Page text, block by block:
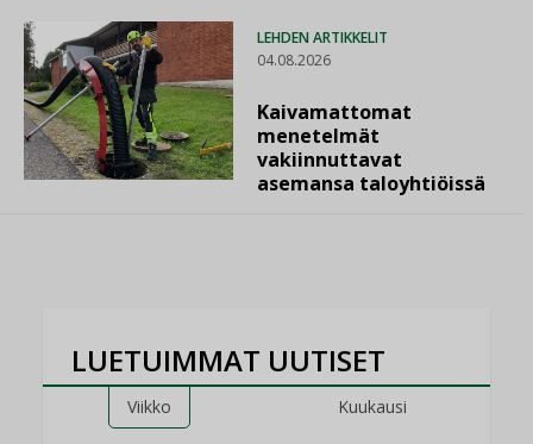
LEHDEN ARTIKKELIT
04.08.2026
Kaivamattomat
menetelmät
vakiinnuttavat
asemansa taloyhtiöissä
LUETUIMMAT UUTISET
Viikko Kuukausi